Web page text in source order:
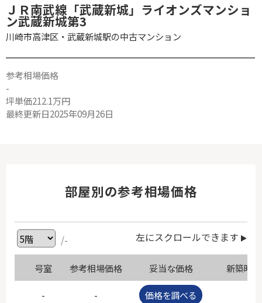
ＪＲ南武線「武蔵新城」ライオンズマンショ
ン武蔵新城第3
川崎市高津区・武蔵新城駅の中古マンション
参考相場価格
-
坪単価212.1万円
最終更新日2025年09月26日
部屋別の参考相場価格
/- 左にスクロールできます
号室 参考相場価格 妥当な価格 新築時
- - 価格を調べる